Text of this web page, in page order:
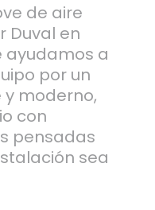
de aire
Duval en
ayudamos a
por un
moderno,
con
pensadas
sea